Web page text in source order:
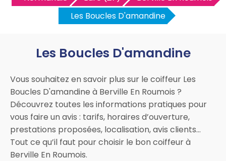
Les Boucles D'amandine
Les Boucles D'amandine
Vous souhaitez en savoir plus sur le coiffeur Les
Boucles D'amandine à Berville En Roumois ?
Découvrez toutes les informations pratiques pour
vous faire un avis : tarifs, horaires d’ouverture,
prestations proposées, localisation, avis clients…
Tout ce qu’il faut pour choisir le bon coiffeur à
Berville En Roumois.